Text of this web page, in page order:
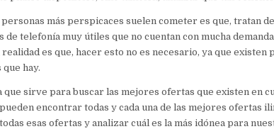
más perspicaces suelen cometer es que, tratan
telefonía muy útiles que no cuentan con mucha
es que, hacer esto no es necesario, ya que existen
hay.
sirve para buscar las mejores ofertas que existen en
encontrar todas y cada una de las mejores ofertas
esas ofertas y analizar cuál es la más idónea para